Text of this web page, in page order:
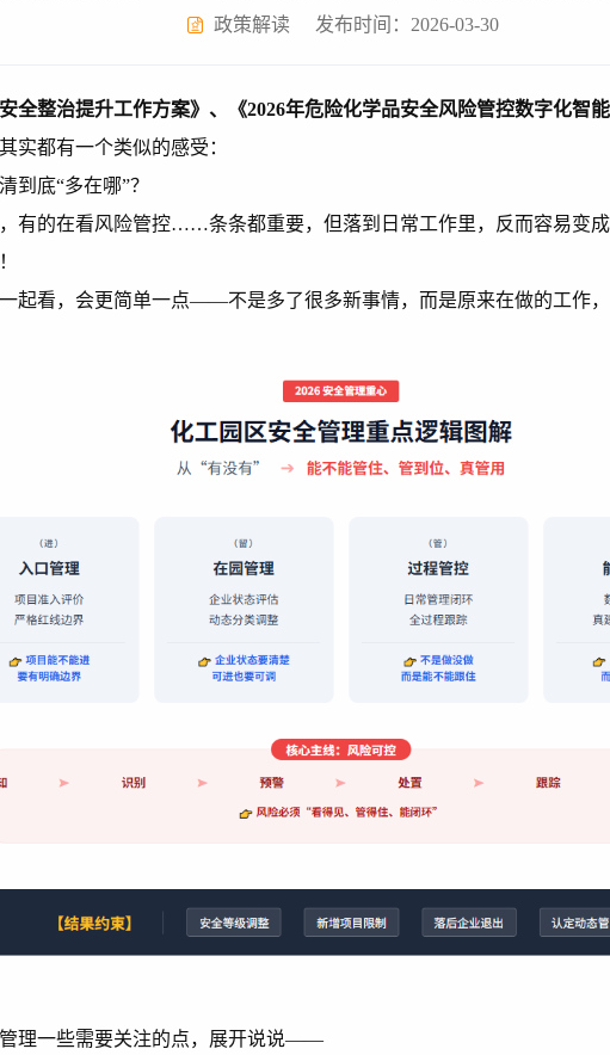
政策解读 发布时间：2026-03-30
安全整治提升工作方案》、《2026年危险化学品安全风险管控数字化智
实都有一个类似的感受：
到底“多在哪”？
有的在看风险管控……条条都重要，但落到日常工作里，反而容易变
起看，会更简单一点——不是多了很多新事情，而是原来在做的工作
理一些需要关注的点，展开说说——